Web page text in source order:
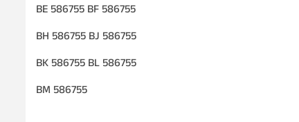
BE 586755 BF 586755
BH 586755 BJ 586755
BK 586755 BL 586755
BM 586755